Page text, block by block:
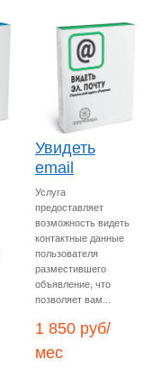
Увидеть
email
Услуга
предоставляет
возможность видеть
контактные данные
пользователя
разместившего
объявление, что
позволяет вам...
1 850 руб/
мес